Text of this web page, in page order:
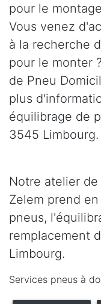
pour le
Vous venez
à la recherche
pour le monter
de Pneu
plus
équilibrage de
3545 Limbourg.
Notre atelier
Zelem prend
pneus,
remplacement
Limbourg.
Services pneus à